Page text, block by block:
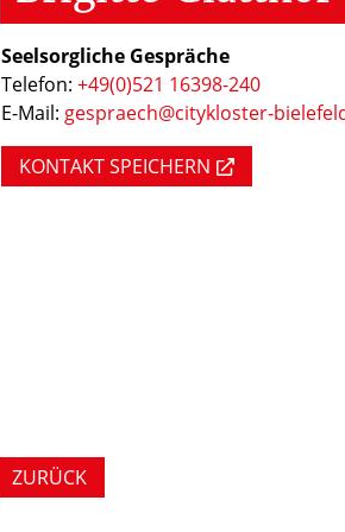
Seelsorgliche Gespräche
Telefon: +49(0)521 16398-240
E-Mail: gespraech@citykloster-
KONTAKT SPEICHERN
ZURÜCK